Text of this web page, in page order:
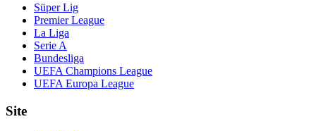
Süper Lig
Premier League
La Liga
Serie A
Bundesliga
UEFA Champions League
UEFA Europa League
Site